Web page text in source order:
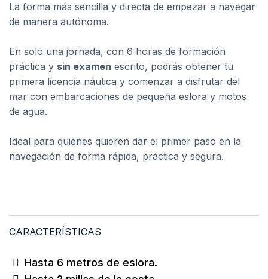
La forma más sencilla y directa de empezar a navegar
de manera autónoma.
En solo una jornada, con 6 horas de formación
práctica y sin examen escrito, podrás obtener tu
primera licencia náutica y comenzar a disfrutar del
mar con embarcaciones de pequeña eslora y motos
de agua.
Ideal para quienes quieren dar el primer paso en la
navegación de forma rápida, práctica y segura.
CARACTERÍSTICAS
Hasta 6 metros de eslora.